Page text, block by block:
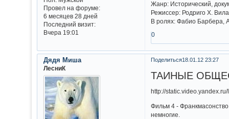
Провел на форуме:
6 месяцев 28 дней
Последний визит:
Вчера 19:01
Жанр: Исторический,
Режиссер: Родриго Х. Вила
В ролях: Фабио Барбера,
0
Поделиться18.01.12 23:27
Дядя Миша
ЛесниК
ТАЙНЫЕ
http://
Фильм 4 -
немногие.